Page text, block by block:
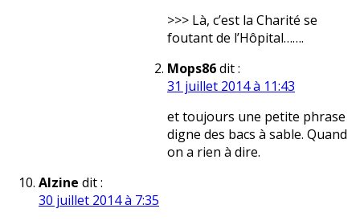
>>> Là, c’est la Charité se
foutant de l’Hôpital…….
Mops86dit :
31 juillet 2014 à 11:43
et toujours une petite phrase
digne des bacs à sable. Quand
on a rien à dire.
Alzine dit :
30 juillet 2014 à 7:35